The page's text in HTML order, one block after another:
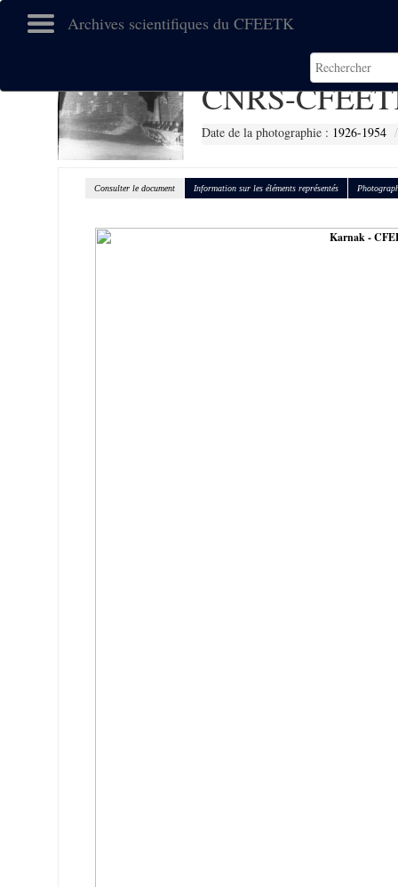
Archives scientifiques du CFEETK
CNRS-
Date de la photographie : 1926-1954
Consulter le document Information sur les éléments représentés